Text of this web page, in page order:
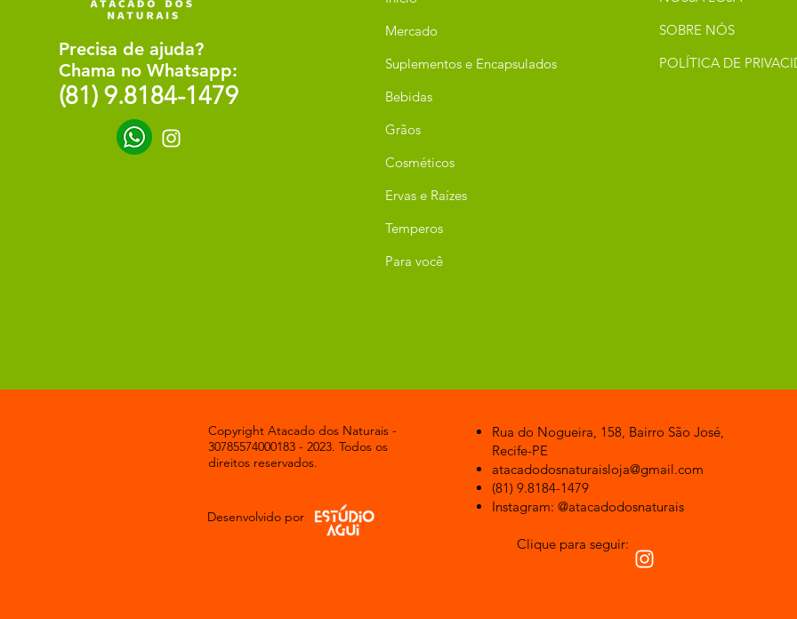
Precisa de ajuda?
Chama no Whatsapp:
(81) 9.8184-1479
Mercado
Suplementos e Encapsulados
Bebidas
Grãos
Cosméticos
Ervas e Raízes
Temperos
Para você
SOBRE NÓS
POLÍTICA DE
Copyright Atacado dos Naturais -
30785574000183 - 2023. Todos os
direitos reservados.
Desenvolvido por
Rua do Nogueira, 158, Bairro São José,
Recife-PE
atacadodosnaturaisloja@gmail.com
(81) 9.8184-1479
Instagram: @atacadodosnaturais
Clique para seguir: